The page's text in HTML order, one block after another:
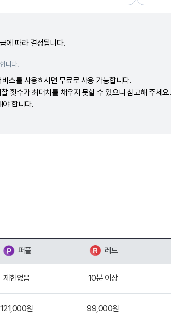
에 따라 결정됩니다.
니다.
스를 사용하시면 무료로 사용 가능합니다.
횟수가 최대치를 채우지 못할 수 있으니 참고해 주세요.
야 합니다.
퍼플 레드
제한없음 10분 이상
121,000원 99,000원